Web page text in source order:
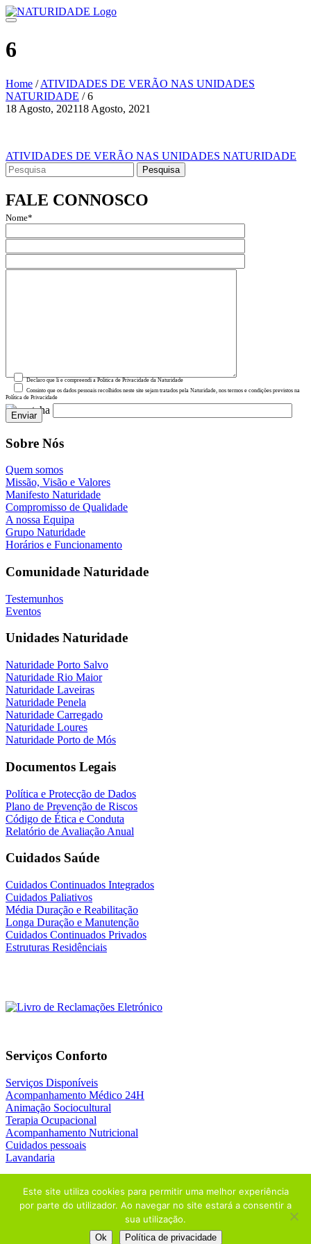
Skip
to
6
Home / ATIVIDADES DE VERÃO NAS UNIDADES
NATURIDADE / 6
18 Agosto, 202118 Agosto, 2021
artigos
Navegação
de
artigos
ATIVIDADES DE VERÃO NAS UNIDADES NATURIDADE
Search
for:
FALE CONNOSCO
Nome*
Declaro que li e compreendi a Política de Privacidade da Naturidade
Consinto que os dados pessoais recolhidos neste site sejam tratados pela Naturidade, nos termos e condições previstos na
Política de Privacidade
Sobre Nós
Quem somos
Missão, Visão e Valores
Manifesto Naturidade
Compromisso de Qualidade
A nossa Equipa
Grupo Naturidade
Horários e Funcionamento
Comunidade Naturidade
Testemunhos
Eventos
Unidades Naturidade
Naturidade Porto Salvo
Naturidade Rio Maior
Naturidade Laveiras
Naturidade Penela
Naturidade Carregado
Naturidade Loures
Naturidade Porto de Mós
Documentos Legais
Política e Protecção de Dados
Plano de Prevenção de Riscos
Código de Ética e Conduta
Relatório de Avaliação Anual
Cuidados Saúde
Cuidados Continuados Integrados
Cuidados Paliativos
Média Duração e Reabilitação
Longa Duração e Manutenção
Cuidados Continuados Privados
Estruturas Residênciais
Serviços Conforto
Serviços Disponíveis
Acompanhamento Médico 24H
Animação Sociocultural
Terapia Ocupacional
Acompanhamento Nutricional
Cuidados pessoais
Lavandaria
NATURIDADE | Design byADDAPT+
Este site utiliza cookies para permitir uma melhor experiência
por parte do utilizador. Ao navegar no site estará a consentir a
sua utilização.
Ok Política de privacidade